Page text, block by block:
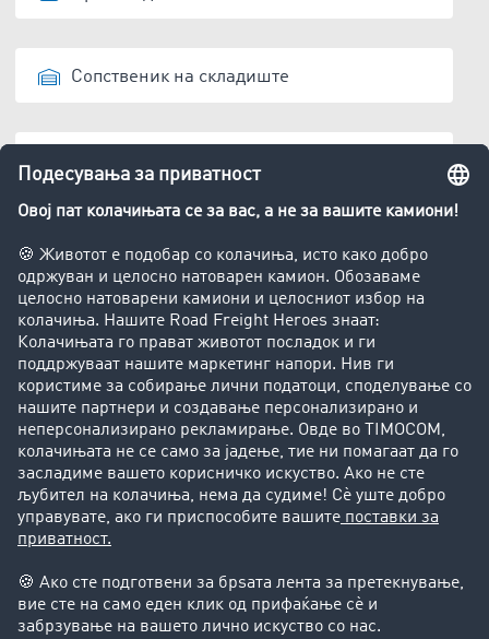
Сопственик на складиште
Приватно лице
Потребни ви се повеќе
информации или помош?
Контактирајте не, со задоволство ќе Ви
+49 211 88 26 88 26
+49 211 88 26 53 00